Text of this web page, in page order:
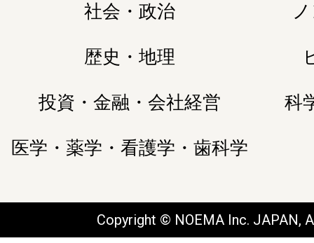
社会・政治
歴史・地理
投資・金融・会社経営 科
医学・薬学・看護学・歯科学
Copyright © NOEMA Inc. JAPAN,